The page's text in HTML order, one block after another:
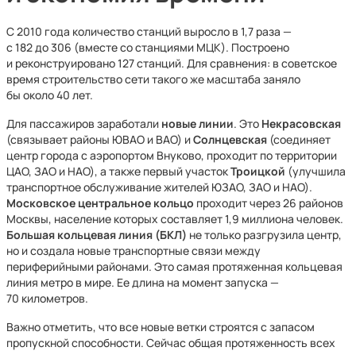
С 2010 года количество станций выросло в 1,7 раза —
с 182 до 306 (вместе со станциями МЦК). Построено
и реконструировано 127 станций. Для сравнения: в советское
время строительство сети такого же масштаба заняло
бы около 40 лет.
Для пассажиров заработали новые линии. Это Некрасовская
(связывает районы ЮВАО и ВАО) иСолнцевская (соединяет
центр города с аэропортом Внуково, проходит по территории
ЦАО, ЗАО и НАО), а также первый участокТроицкой (улучшила
транспортное обслуживание жителей ЮЗАО, ЗАО и НАО).
Московское центральное кольцо проходит через 26 районов
Москвы, население которых составляет 1,9 миллиона человек.
Большая кольцевая линия (БКЛ) не только разгрузила центр,
но и создала новые транспортные связи между
периферийными районами. Это самая протяженная кольцевая
линия метро в мире. Ее длина на момент запуска —
70 километров.
Важно отметить, что все новые ветки строятся с запасом
пропускной способности. Сейчас общая протяженность всех